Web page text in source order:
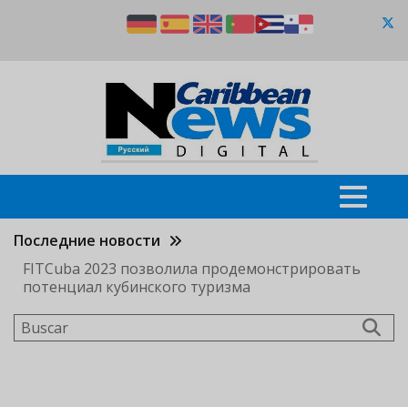
Последние новости
FITCuba 2023 позволила продемонстрировать
потенциал кубинского туризма
Buscar